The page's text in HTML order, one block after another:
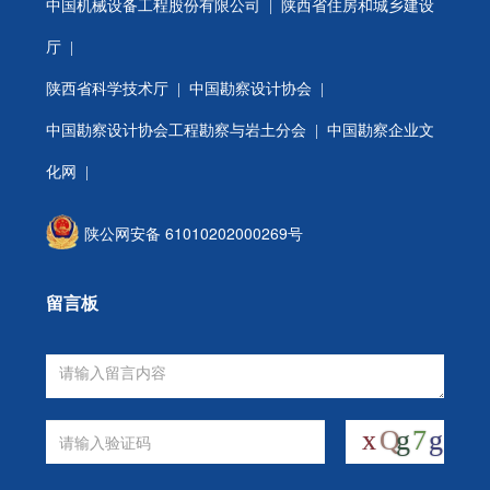
中国机械设备工程股份有限公司 陕西省住房和城乡建设
厅 |
陕西省科学技术厅 |中国勘察设计协会 |
中国勘察设计协会工程勘察与岩土分会 | 中国勘察企业文
化网 |
陕公网安备 61010202000269号
留言板